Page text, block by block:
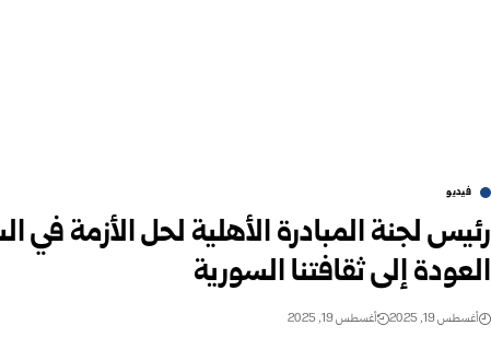
فيديو
رئيس لجنة المبادرة الأهلية لحل الأزمة في
العودة إلى ثقافتنا السورية
أغسطس 19, 2025 أغسطس 19, 2025